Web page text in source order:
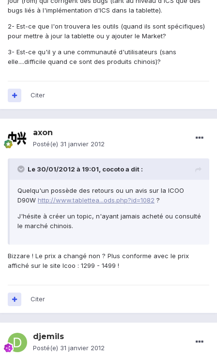
bugs liés à l'implémentation d'ICS dans la tablette).
2- Est-ce que l'on trouvera les outils (quand ils sont spécifiques)
pour mettre à jour la tablette ou y ajouter le Market?
3- Est-ce qu'il y a une communauté d'utilisateurs (sans
elle....difficile quand ce sont des produits chinois)?
Citer
axon
Posté(e) 31 janvier 2012
Le 30/01/2012 à 19:01, cocoto a dit :
Quelqu'un possède des retours ou un avis sur la ICOO
D90W http://www.tablettea...ods.php?id=1082 ?
J'hésite à créer un topic, n'ayant jamais acheté ou consulté
le marché chinois.
Bizzare ! Le prix a changé non ? Plus conforme avec le prix
affiché sur le site Icoo : 1299 - 1499 !
Citer
djemils
Posté(e) 31 janvier 2012